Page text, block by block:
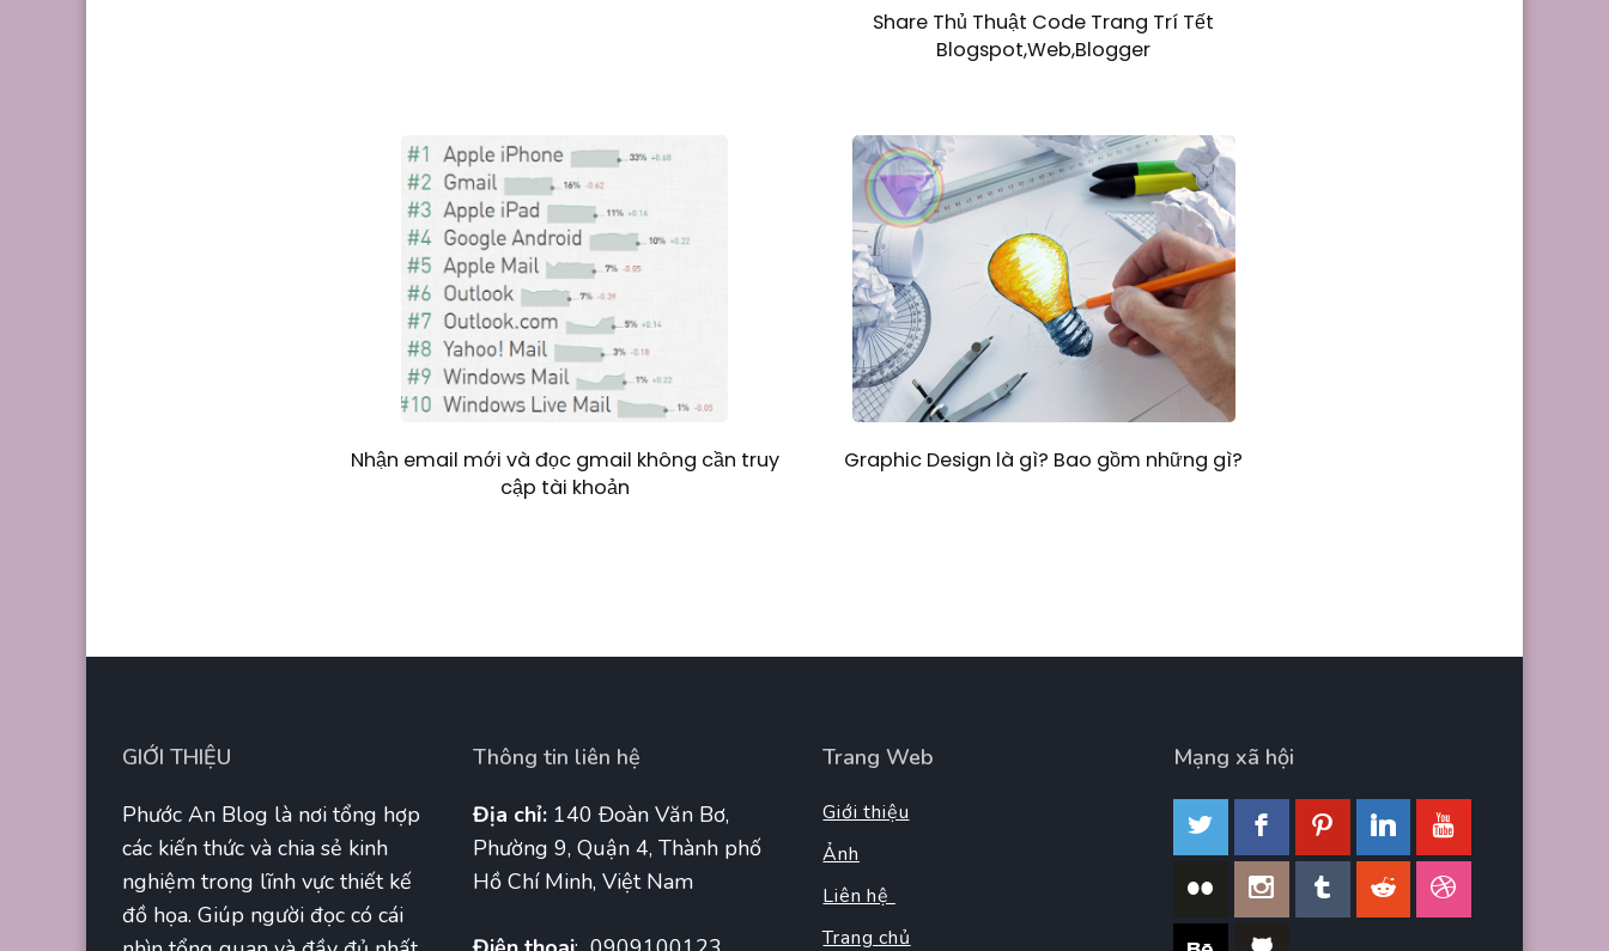
Share Thủ Thuật Code Trang Trí Tết
Blogspot,Web,Blogger
Nhận email mới và đọc gmail không cần truy
cập tài khoản
Graphic Design là gì? Bao gồm những gì?
GIỚI THIỆU
Phước An Blog là nơi tổng hợp
các kiến thức và chia sẻ kinh
nghiệm trong lĩnh vực thiết kế
đồ họa. Giúp người đọc có cái
Thông tin liên hệ
Địa chỉ: 140 Đoàn Văn Bơ,
Phường 9, Quận 4, Thành phố
Hồ Chí Minh, Việt Nam
Trang Web
Giới thiệu
Ảnh
Liên hệ
Trang chủ
Mạng xã hội